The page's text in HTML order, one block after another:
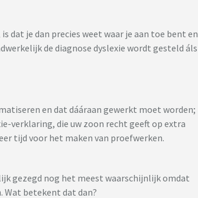
dat je dan precies weet waar je aan toe bent en
de diagnose dyslexie wordt gesteld áls
en dat dááraan gewerkt moet worden;
verklaring, die uw zoon recht geeft op extra
tijd voor het maken van proefwerken.
gezegd nog het meest waarschijnlijk omdat
Wat betekent dat dan?